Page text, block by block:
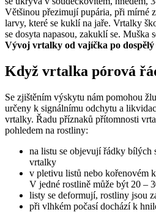
Většinou přezimují pupária, při mírné
larvy, které se kuklí na jaře. Vrtalky
se dosyta napasou, zakuklí se. Muška
Vývoj vrtalky od vajíčka po
Když vrtalka pórová
Se zjištěním výskytu nám pomohou
určeny k signálnímu odchytu a
vrtalky. Řadu příznaků přítomnosti
pohledem na rostliny:
na listu se objevují řádky bílých
vrtalky
v pletivu listů nebo kořenovém
V jedné rostlině může být 20 –
listy se deformují, rostliny jsou
při vlhkém počasí dochází k